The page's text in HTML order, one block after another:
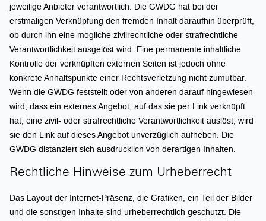
jeweilige Anbieter verantwortlich. Die GWDG hat bei der
erstmaligen Verknüpfung den fremden Inhalt daraufhin überprüft,
ob durch ihn eine mögliche zivilrechtliche oder strafrechtliche
Verantwortlichkeit ausgelöst wird. Eine permanente inhaltliche
Kontrolle der verknüpften externen Seiten ist jedoch ohne
konkrete Anhaltspunkte einer Rechtsverletzung nicht zumutbar.
Wenn die GWDG feststellt oder von anderen darauf hingewiesen
wird, dass ein externes Angebot, auf das sie per Link verknüpft
hat, eine zivil- oder strafrechtliche Verantwortlichkeit auslöst, wird
sie den Link auf dieses Angebot unverzüglich aufheben. Die
GWDG distanziert sich ausdrücklich von derartigen Inhalten.
Rechtliche Hinweise zum Urheberrecht
Das Layout der Internet-Präsenz, die Grafiken, ein Teil der Bilder
und die sonstigen Inhalte sind urheberrechtlich geschützt. Die